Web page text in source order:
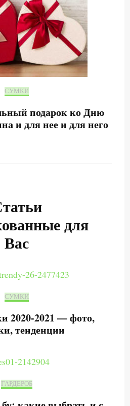
СУМКИ
подарок ко Дню
и для нее и для него
для
Вас
СУМКИ
2020-2021 — фото,
тенденции
ГАРДЕРОБ